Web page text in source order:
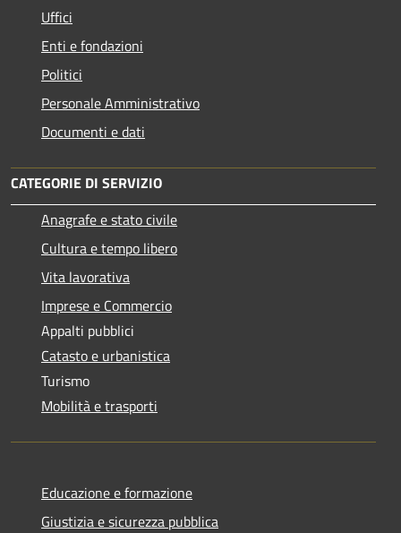
Uffici
Enti e fondazioni
Politici
Personale Amministrativo
Documenti e dati
CATEGORIE DI SERVIZIO
Anagrafe e stato civile
Cultura e tempo libero
Vita lavorativa
Imprese e Commercio
Appalti pubblici
Catasto e urbanistica
Turismo
Mobilità e trasporti
Educazione e formazione
Giustizia e sicurezza pubblica